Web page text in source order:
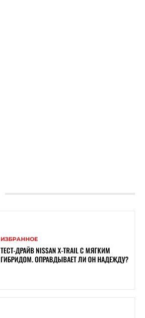
ИЗБРАННОЕ
ТЕСТ-ДРАЙВ NISSAN X-TRAIL С МЯГКИМ
ГИБРИДОМ. ОПРАВДЫВАЕТ ЛИ ОН НАДЕЖДУ?